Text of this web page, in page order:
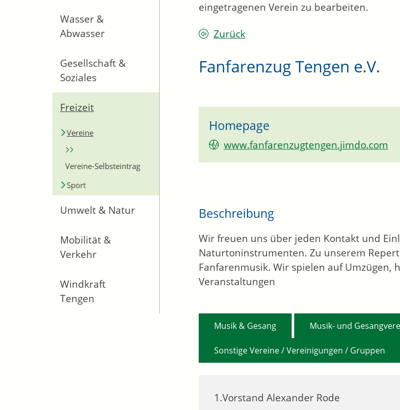
Wasser &
Abwasser
Gesellschaft &
Soziales
Freizeit
Vereine
Vereine-Selbsteintrag
Sport
Umwelt & Natur
Mobilität &
Verkehr
Windkraft
Tengen
eingetragenen Verein zu bearbeiten.
Zurück
Fanfarenzug Tengen e.V.
Homepage
www.fanfarenzugtengen.jimdo.com
1.Vorstand Alexander Rode
Beschreibung
Wir freuen uns über jeden Kontakt und
Naturtoninstrumenten. Zu unserem
Fanfarenmusik. Wir spielen auf Umzügen,
Veranstaltungen
Musik & Gesang Musik- und
Sonstige Vereine / Vereinigungen / Gruppen